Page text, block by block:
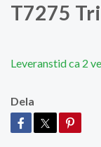
T7275
Leveranstid ca 2
Dela